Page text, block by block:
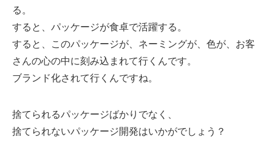
る。
すると、パッケージが食卓で活躍する。
すると、このパッケージが、ネーミングが、色が、お客
さんの心の中に刻み込まれて行くんです。
ブランド化されて行くんですね。
捨てられるパッケージばかりでなく、
捨てられないパッケージ開発はいかがでしょう？